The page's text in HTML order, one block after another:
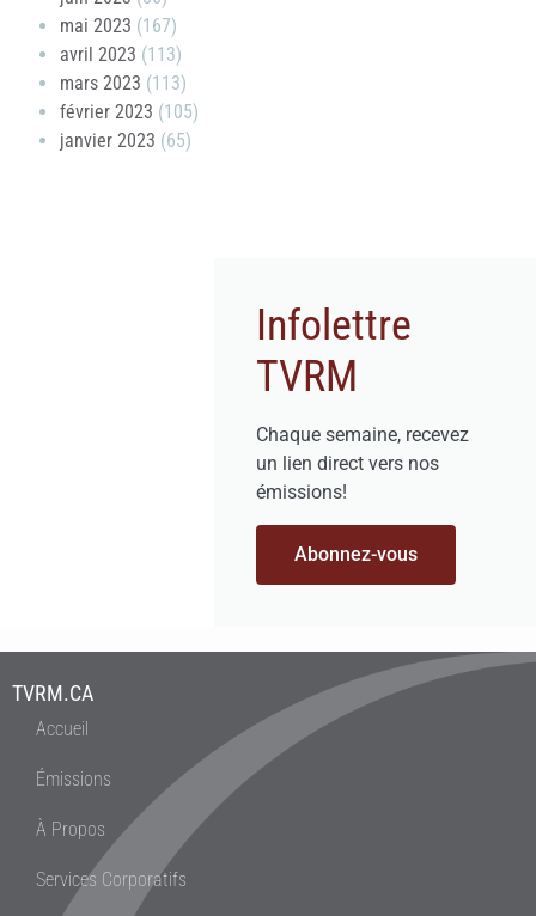
mai 2023 (167)
avril 2023 (113)
mars 2023 (113)
février 2023 (105)
janvier 2023 (65)
Infolettre
TVRM
Chaque semaine, recevez
un lien direct vers nos
émissions!
Abonnez-vous
TVRM.CA
Accueil
Émissions
À Propos
Services Corporatifs